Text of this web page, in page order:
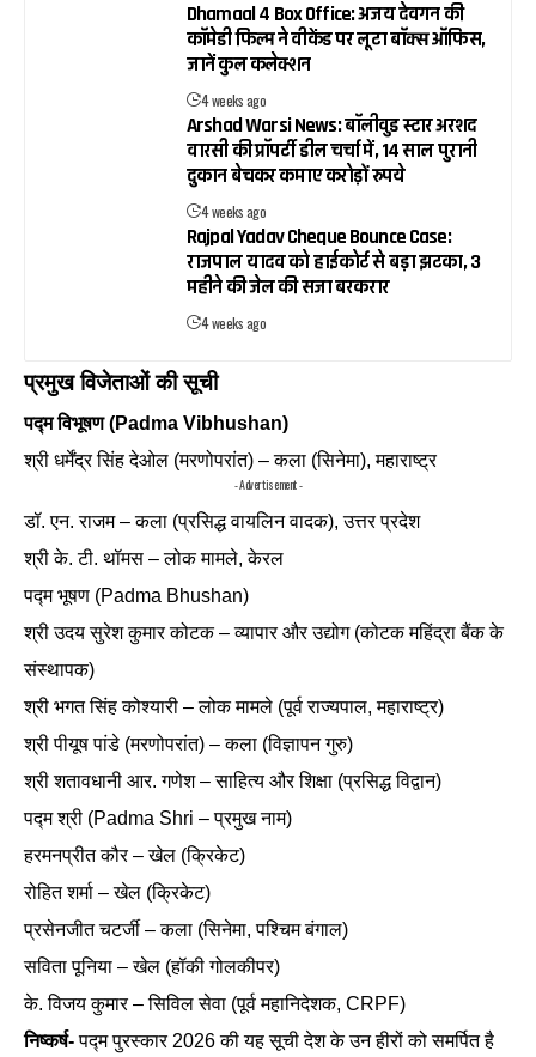
Dhamaal 4 Box Office: अजय देवगन की
कॉमेडी फिल्म ने वीकेंड पर लूटा बॉक्स ऑफिस,
जानें कुल कलेक्शन
4 weeks ago
Arshad Warsi News: बॉलीवुड स्टार अरशद
वारसी की प्रॉपर्टी डील चर्चा में, 14 साल पुरानी
दुकान बेचकर कमाए करोड़ों रुपये
4 weeks ago
Rajpal Yadav Cheque Bounce Case:
राजपाल यादव को हाईकोर्ट से बड़ा झटका, 3
महीने की जेल की सजा बरकरार
4 weeks ago
प्रमुख विजेताओं की सूची
पद्म विभूषण (Padma Vibhushan)
श्री धर्मेंद्र सिंह देओल (मरणोपरांत) – कला (सिनेमा), महाराष्ट्र
- Advertisement -
डॉ. एन. राजम – कला (प्रसिद्ध वायलिन वादक), उत्तर प्रदेश
श्री के. टी. थॉमस – लोक मामले, केरल
पद्म भूषण (Padma Bhushan)
श्री उदय सुरेश कुमार कोटक – व्यापार और उद्योग (कोटक महिंद्रा बैंक के
संस्थापक)
श्री भगत सिंह कोश्यारी – लोक मामले (पूर्व राज्यपाल, महाराष्ट्र)
श्री पीयूष पांडे (मरणोपरांत) – कला (विज्ञापन गुरु)
श्री शतावधानी आर. गणेश – साहित्य और शिक्षा (प्रसिद्ध विद्वान)
पद्म श्री (Padma Shri – प्रमुख नाम)
हरमनप्रीत कौर – खेल (क्रिकेट)
रोहित शर्मा – खेल (क्रिकेट)
प्रसेनजीत चटर्जी – कला (सिनेमा, पश्चिम बंगाल)
सविता पूनिया – खेल (हॉकी गोलकीपर)
के. विजय कुमार – सिविल सेवा (पूर्व महानिदेशक, CRPF)
निष्कर्ष-पद्म पुरस्कार 2026 की यह सूची देश के उन हीरों को समर्पित है